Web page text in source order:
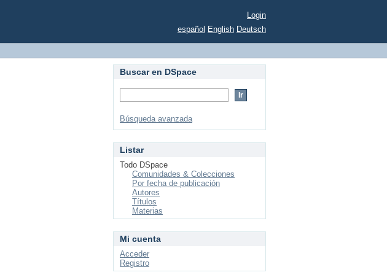
Login
español English Deutsch
Buscar en DSpace
Búsqueda avanzada
Listar
Todo DSpace
Comunidades & Colecciones
Por fecha de publicación
Autores
Títulos
Materias
Mi cuenta
Acceder
Registro